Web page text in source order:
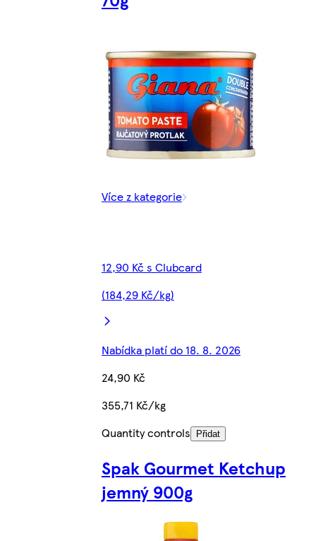
Více z kategorie
12,90 Kč s Clubcard
(184,29 Kč/kg)
Nabídka platí do 18. 8. 2026
24,90 Kč
355,71 Kč/kg
Quantity controls
Přidat
Spak Gourmet Ketchup
jemný 900g